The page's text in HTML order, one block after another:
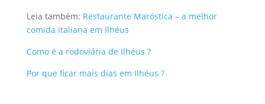
Leia também: Restaurante Maróstica – a melhor
comida italiana em Ilhéus
Como é a rodoviária de Ilhéus ?
Por que ficar mais dias em Ilhéus ?